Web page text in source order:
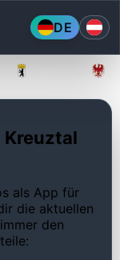
DE
Kreuztal
als App für
die aktuellen
den